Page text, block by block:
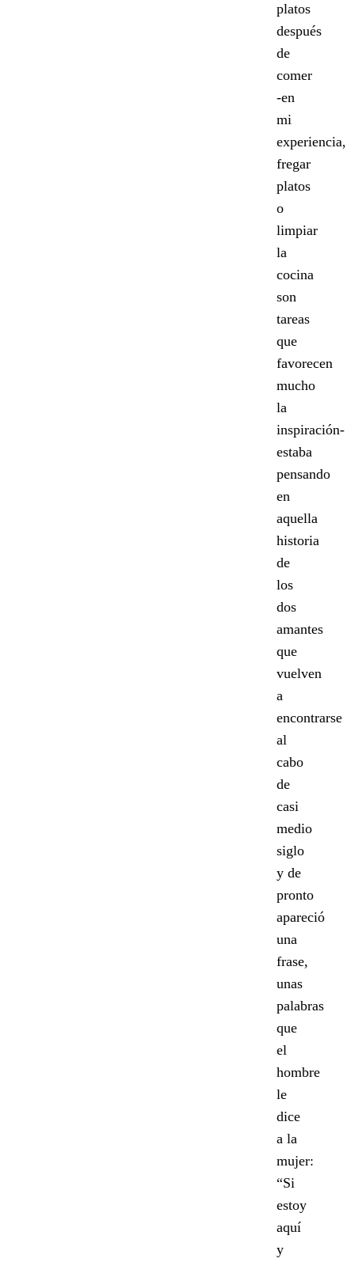
platos
después
de
comer
-en
mi
experiencia,
fregar
platos
o
limpiar
la
cocina
son
tareas
que
favorecen
mucho
la
inspiración-
estaba
pensando
en
aquella
historia
de
los
dos
amantes
que
vuelven
a
encontrarse
al
cabo
de
casi
medio
siglo
y de
pronto
apareció
una
frase,
unas
palabras
que
el
hombre
le
dice
a la
mujer:
“Si
estoy
aquí
y